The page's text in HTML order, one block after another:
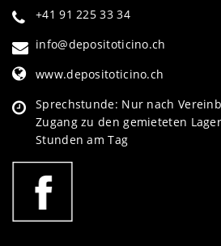
+41 91 225 33 34
info@depositoticino.ch
www.depositoticino.ch
Sprechstunde: Nur nach
Zugang zu den gemieteten
Stunden am Tag